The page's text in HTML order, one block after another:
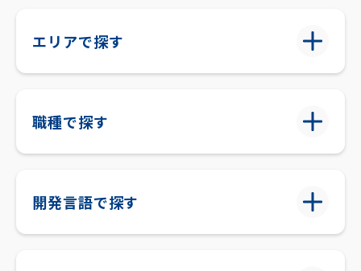
エリアで探す
職種で探す
開発言語で探す